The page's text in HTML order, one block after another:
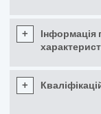
+
Інформація
+